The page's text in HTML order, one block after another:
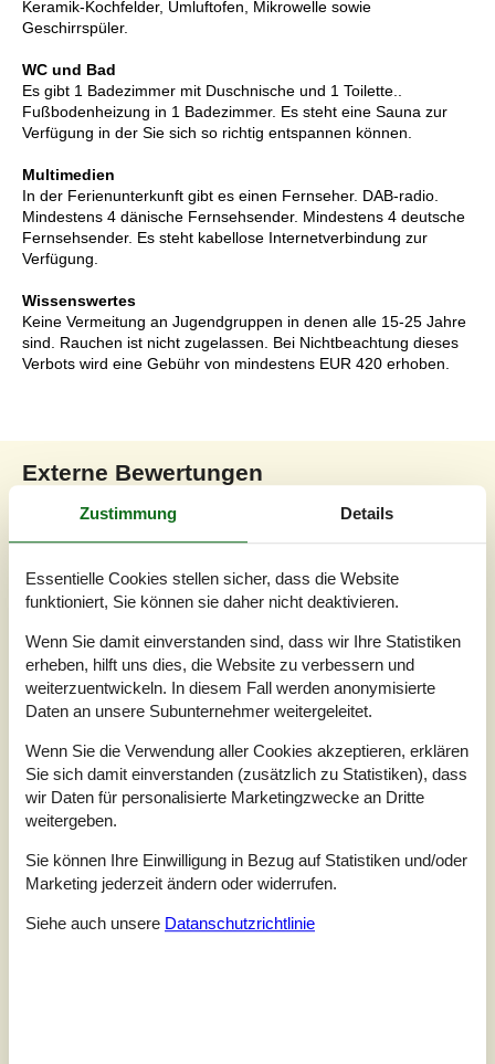
Keramik-Kochfelder, Umluftofen, Mikrowelle sowie
Geschirrspüler.
WC und Bad
Es gibt 1 Badezimmer mit Duschnische und 1 Toilette..
Fußbodenheizung in 1 Badezimmer. Es steht eine Sauna zur
Verfügung in der Sie sich so richtig entspannen können.
Multimedien
In der Ferienunterkunft gibt es einen Fernseher. DAB-radio.
Mindestens 4 dänische Fernsehsender. Mindestens 4 deutsche
Fernsehsender. Es steht kabellose Internetverbindung zur
Verfügung.
Wissenswertes
Keine Vermeitung an Jugendgruppen in denen alle 15-25 Jahre
sind. Rauchen ist nicht zugelassen. Bei Nichtbeachtung dieses
Verbots wird eine Gebühr von mindestens EUR 420 erhoben.
Externe Bewertungen
Unsere Gästebewertungen Externe Bewertungen
4,3
Insgesamt:
4,4
Service vor Ort:
Preis-Leistung:
Lage:
4,8
9 externe Bewertungen
Insgesamt: 3 Service vor Ort: 4 Preis-Leistung:
3
Lage:
5
Allgemein:
Dejligt der ikke er så meget nips. Men der kunne godt have
Zustimmung Details
Essentielle Cookies stellen sicher, dass die Website
funktioniert, Sie können sie daher nicht deaktivieren.
Wenn Sie damit einverstanden sind, dass wir Ihre Statistiken
erheben, hilft uns dies, die Website zu verbessern und
weiterzuentwickeln. In diesem Fall werden anonymisierte
Daten an unsere Subunternehmer weitergeleitet.
Wenn Sie die Verwendung aller Cookies akzeptieren, erklären
Sie sich damit einverstanden (zusätzlich zu Statistiken), dass
wir Daten für personalisierte Marketingzwecke an Dritte
weitergeben.
Sie können Ihre Einwilligung in Bezug auf Statistiken und/oder
Marketing jederzeit ändern oder widerrufen.
Siehe auch unsere Datanschutzrichtlinie